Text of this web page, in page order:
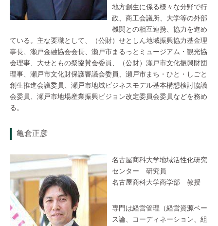
地方創生に係る様々な分野で行
政、商工会議所、大学等の外部
機関との相互連携、協力を進め
ている。主な要職として、（公財）せとしん地域振興協力基金理
事長、瀬戸金融協会会長、瀬戸市まるっとミュージアム・観光協
会理事、大せともの祭協賛会委員、（公財）瀬戸市文化振興財団
理事、瀬戸市文化財保護審議会委員、瀬戸市まち・ひと・しごと
創生推進会議委員、瀬戸市地域ビジネスモデル基本構想検討協議
会委員、瀬戸市地場産業振興ビジョン改定委員会委員などを務め
る。
亀倉正彦
名古屋商科大学地域活性化研究
センター 研究員
名古屋商科大学商学部 教授
専門は経営管理（経営資源ベー
ス論、コーディネーション、組